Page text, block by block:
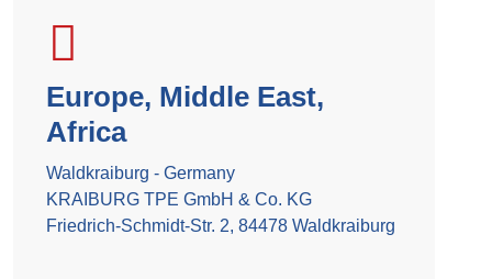
Europe, Middle East,
Africa
Waldkraiburg - Germany
KRAIBURG TPE GmbH & Co. KG
Friedrich-Schmidt-Str. 2, 84478 Waldkraiburg